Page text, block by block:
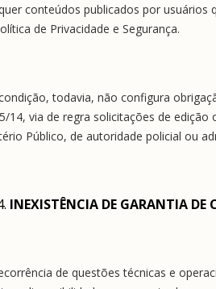
conteúdos publicados por
de Privacidade e Segurança.
todavia, não configura
14, via de regra solicitações de
Público, de autoridade policial ou
INEXISTÊNCIA DE GARANTIA DE
de questões técnicas e